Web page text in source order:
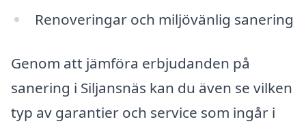
Renoveringar och miljövänlig sanering
Genom att jämföra erbjudanden på
sanering i Siljansnäs kan du även se vilken
typ av garantier och service som ingår i